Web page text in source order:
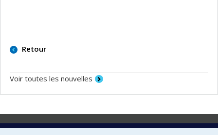
Retour
Voir toutes les nouvelles
Laboratoire d'innovation